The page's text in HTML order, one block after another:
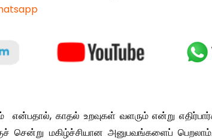
என்பதால், காதல் உறவுகள் வளரும் என்று
சென்று மகிழ்ச்சியான அனுபவங்களைப்